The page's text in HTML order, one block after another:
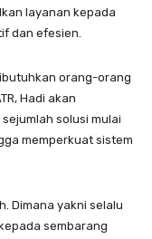
layanan kepada
dan efesien.
orang-orang
Hadi akan
solusi mulai
memperkuat sistem
Dimana yakni selalu
sembarang